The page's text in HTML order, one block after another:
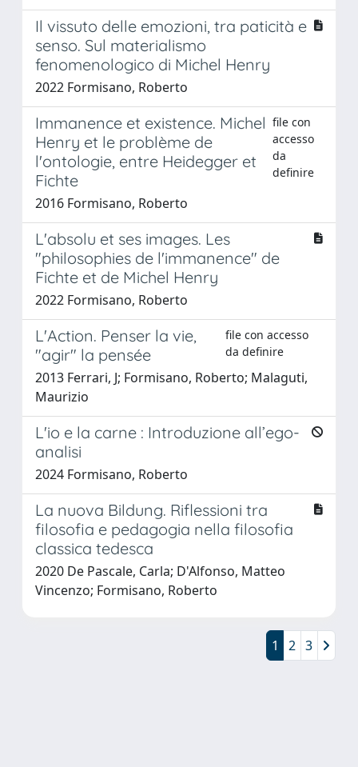
Il vissuto delle emozioni, tra paticità e
senso. Sul materialismo
fenomenologico di Michel Henry
2022 Formisano, Roberto
Immanence et existence. Michel
Henry et le problème de
l'ontologie, entre Heidegger et
Fichte
file con
accesso
da
definire
2016 Formisano, Roberto
L'absolu et ses images. Les
"philosophies de l'immanence" de
Fichte et de Michel Henry
2022 Formisano, Roberto
L'Action. Penser la vie,
"agir" la pensée
file con accesso
da definire
2013 Ferrari, J; Formisano, Roberto; Malaguti,
Maurizio
L'io e la carne : Introduzione all’ego-
analisi
2024 Formisano, Roberto
La nuova Bildung. Riflessioni tra
filosofia e pedagogia nella filosofia
classica tedesca
2020 De Pascale, Carla; D'Alfonso, Matteo
Vincenzo; Formisano, Roberto
1 2 3